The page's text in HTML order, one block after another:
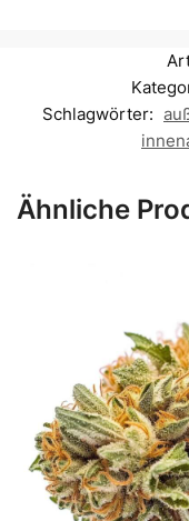
Schlagwörter:
Ähnliche